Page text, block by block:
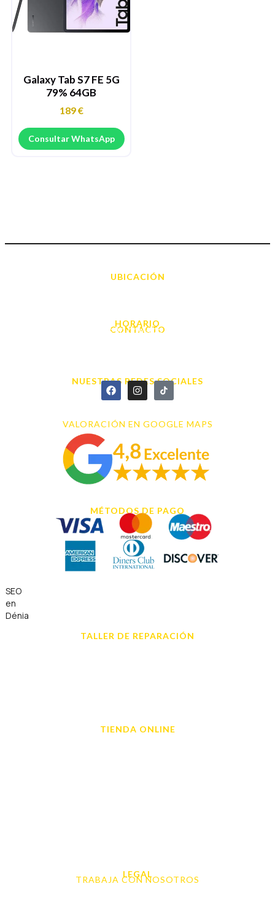
Galaxy Tab S7 FE 5G
79% 64GB
189€
Consultar WhatsApp
UBICACIÓN
HORARIO
L. - S. 10:00h a 22:00h
CONTACTO
NUESTRAS REDES SOCIALES
VALORACIÓN EN GOOGLE MAPS
MÉTODOS DE PAGO
SEO
en
Dénia
TALLER DE REPARACIÓN
TIENDA ONLINE
LEGAL
TRABAJA CON NOSOTROS